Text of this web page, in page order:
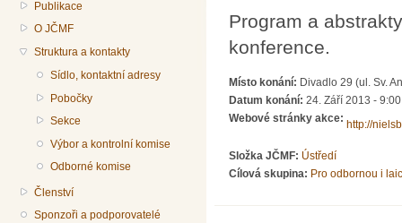
Publikace
O JČMF
Struktura a kontakty
Sídlo, kontaktní adresy
Pobočky
Sekce
Výbor a kontrolní komise
Odborné komise
Členství
Sponzoři a podporovatelé
Program a
konference.
Místo konání: Divadlo 29 (ul. Sv.
Datum konání: 24. Září 2013 - 9:00
Webové stránky akce:
http://
Složka JČMF: Ústředí
Cílová skupina: Pro odbornou i